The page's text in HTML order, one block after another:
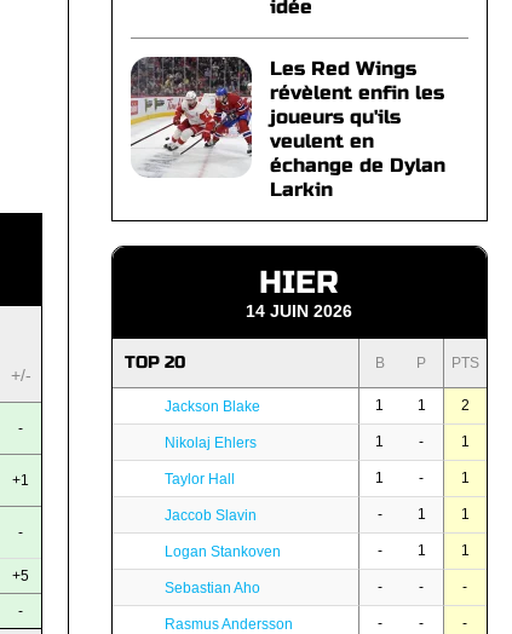
+/-
-
+1
-
+5
-
idée
Les Red Wings
révèlent enfin les
joueurs qu'ils
veulent en
échange de Dylan
Larkin
HIER
14 JUIN 2026
TOP 20 B P PTS
Jackson Blake 1 1 2
Nikolaj Ehlers 1 - 1
Taylor Hall 1 - 1
Jaccob Slavin - 1 1
Logan Stankoven - 1 1
Sebastian Aho - - -
Rasmus Andersson - - -